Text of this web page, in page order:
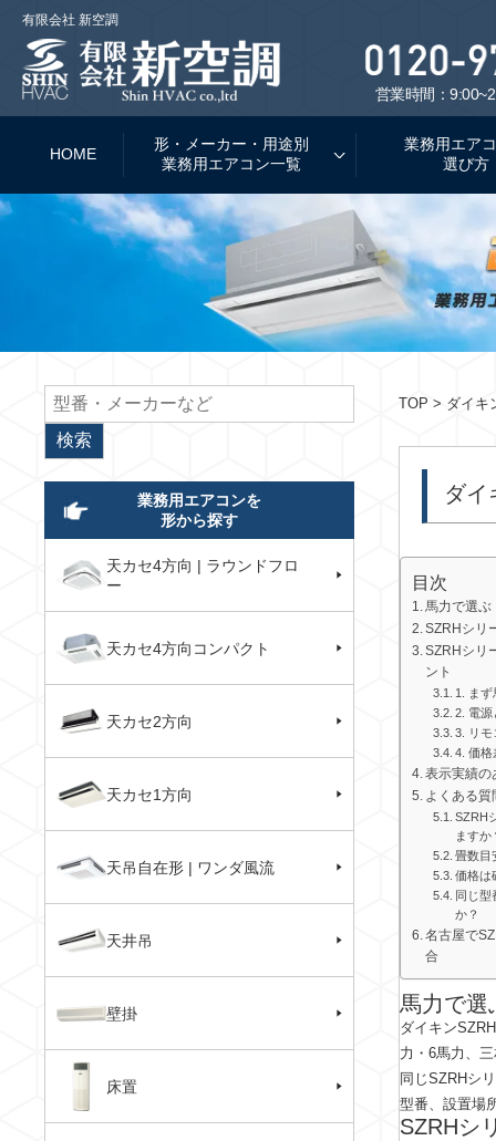
有限会社 新空調
営業時間：
HOME
形・メーカー・用途別
業務用エアコン一覧
業務用エア
選び方
TOP > ダイキ
ダイ
目次
馬力で選ぶ
SZRHシリ
SZRHシリ
ント
1. ま
2. 電源
3. リモ
4. 価格
表示実績の
よくある質
SZRH
ますか
畳数目
価格は
同じ型
か？
名古屋で
合
馬力で選
ダイキン
力・6馬力、
同じSZRHシ
型番、設置場
SZRHシ
業務用エアコンを
形から探す
天カセ4方向 | ラウンドフロ
ー
天カセ4方向コンパクト
天カセ2方向
天カセ1方向
天吊自在形 | ワンダ風流
天井吊
壁掛
床置